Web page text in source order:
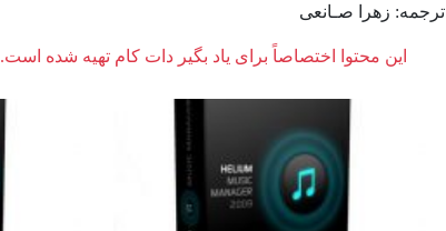
ترجمه: زهرا صـانعی
این محتوا اختصاصاً برای یاد بگیر دات کام تهیه شده